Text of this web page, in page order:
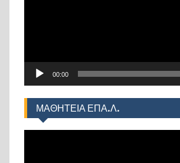
00:00
ΜΑΘΗΤΕΙΑ ΕΠΑ.Λ.